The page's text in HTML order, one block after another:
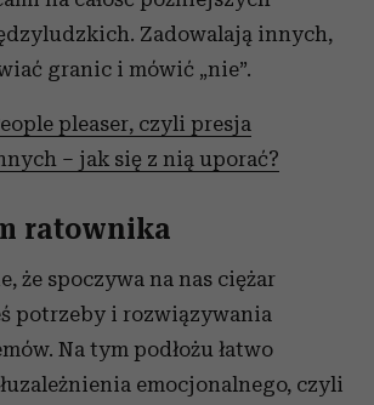
Zadowalają innych,
granic i mówić „nie”.
pleaser, czyli presja
– jak się z nią uporać?
ratownika
że spoczywa na nas ciężar
potrzeby i rozwiązywania
Na tym podłożu łatwo
emocjonalnego, czyli